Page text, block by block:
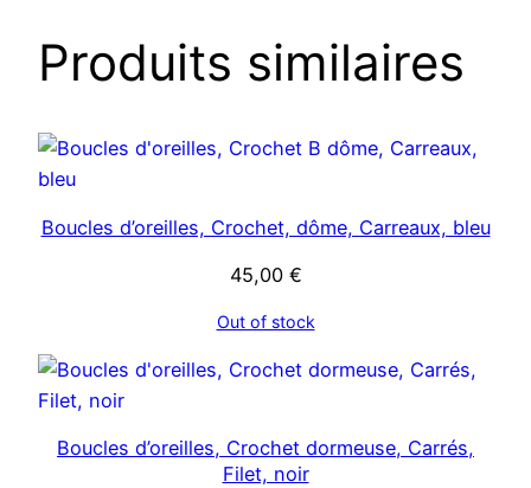
Produits similaires
Boucles d’oreilles, Crochet, dôme, Carreaux, bleu
45,00 €
Out of stock
Boucles d’oreilles, Crochet dormeuse, Carrés,
Filet, noir